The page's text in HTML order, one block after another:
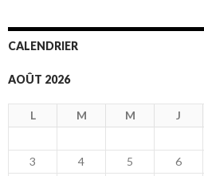
CALENDRIER
AOÛT 2026
L M M J
3
4 5 6